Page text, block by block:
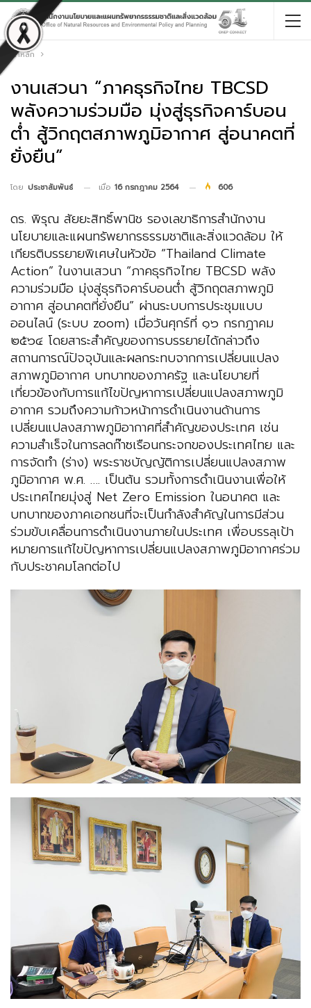
หน้าหลัก
งานเสวนา “ภาคธุรกิจไทย TBCSD
พลังความร่วมมือ มุ่งสู่ธุรกิจคาร์บอน
ต่ำ สู้วิกฤตสภาพภูมิอากาศ สู่อนาคตที่
ยั่งยืน”
โดย ประชาสัมพันธ์ เมื่อ 16 กรกฎาคม 2564 606
ดร. พิรุณ สัยยะสิทธิ์พานิช รองเลขาธิการสำนักงาน
นโยบายและแผนทรัพยากรธรรมชาติและสิ่งแวดล้อม ให้
เกียรติบรรยายพิเศษในหัวข้อ “Thailand Climate
Action” ในงานเสวนา “ภาคธุรกิจไทย TBCSD พลัง
ความร่วมมือ มุ่งสู่ธุรกิจคาร์บอนต่ำ สู้วิกฤตสภาพภูมิ
อากาศ สู่อนาคตที่ยั่งยืน” ผ่านระบบการประชุมแบบ
ออนไลน์ (ระบบ zoom) เมื่อวันศุกร์ที่ ๑๖ กรกฎาคม
๒๕๖๔ โดยสาระสำคัญของการบรรยายได้กล่าวถึง
สถานการณ์ปัจจุบันและผลกระทบจากการเปลี่ยนแปลง
สภาพภูมิอากาศ บทบาทของภาครัฐ และนโยบายที่
เกี่ยวข้องกับการแก้ไขปัญหาการเปลี่ยนแปลงสภาพภูมิ
อากาศ รวมถึงความก้าวหน้าการดำเนินงานด้านการ
เปลี่ยนแปลงสภาพภูมิอากาศที่สำคัญของประเทศ เช่น
ความสำเร็จในการลดก๊าซเรือนกระจกของประเทศไทย และ
การจัดทำ (ร่าง) พระราชบัญญัติการเปลี่ยนแปลงสภาพ
ภูมิอากาศ พ.ศ. …. เป็นต้น รวมทั้งการดำเนินงานเพื่อให้
ประเทศไทยมุ่งสู่ Net Zero Emission ในอนาคต และ
บทบาทของภาคเอกชนที่จะเป็นกำลังสำคัญในการมีส่วน
ร่วมขับเคลื่อนการดำเนินงานภายในประเทศ เพื่อบรรลุเป้า
หมายการแก้ไขปัญหาการเปลี่ยนแปลงสภาพภูมิอากาศร่วม
กับประชาคมโลกต่อไป